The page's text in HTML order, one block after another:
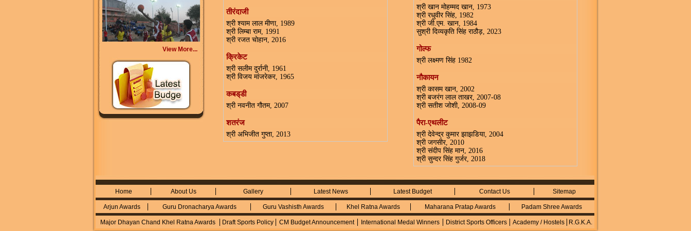
View More...
तीरंदाजी
श्री श्याम लाल मीणा, 1989
श्री लिम्बा राम, 1991
श्री रजत चोहान, 2016
क्रिकेट
श्री सलीम दुर्रानी, 1961
श्री विजय मांजरेकर, 1965
कबड्‌डी
श्री नवनीत गौतम, 2007
शतरंज
श्री अभिजीत गुप्ता, 2013
श्री खान मोहम्मद खान, 1973
श्री रधुवीर सिंह, 1982
श्री जी.एम. खान, 1984
सुश्री दिव्यकृति सिंह राठौड़, 2023
गोल्फ
श्री लक्ष्मण सिंह 1982
नौकायन
श्री कासम खान, 2002
श्री बजरंग लाल ताखर, 2007-08
श्री सतीश जोशी, 2008-09
पैरा-एथलीट
श्री देवेन्द्र कुमार झाझडिया, 2004
श्री जगसीर, 2010
श्री संदीप सिंह मान, 2016
श्री सुन्दर सिंह गुर्जर, 2018
Home About Us Gallery Latest News Latest Budget Contact Us Sitemap
Arjun Awards Guru Dronacharya Awards Guru Vashisth Awards Khel Ratna Awards Maharana Pratap Awards Padam Shree Awards
Major Dhayan Chand Khel Ratna Awards Draft Sports Policy CM Budget Announcement International Medal Winners District Sports Officers Academy / Hostels R.G.K.A.